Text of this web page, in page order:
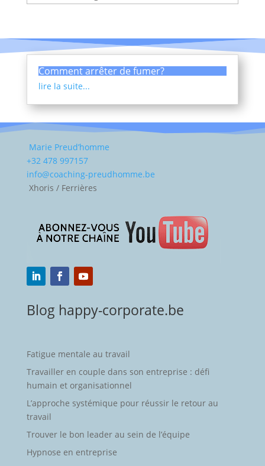
Comment arrêter de fumer?
lire la suite...
Marie Preud’homme
+32 478 997157
info@coaching-preudhomme.be
Xhoris / Ferrières
Blog happy-corporate.be
Fatigue mentale au travail
Travailler en couple dans son entreprise : défi
humain et organisationnel
L’approche systémique pour réussir le retour au
travail
Trouver le bon leader au sein de l’équipe
Hypnose en entreprise